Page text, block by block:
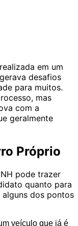
em um
desafios
para muitos.
mas
com a
geralmente
Próprio
pode trazer
quanto para
dos pontos
veículo que já é